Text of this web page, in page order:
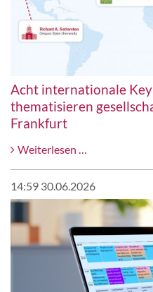
gemeinsam
veranstaltet
haben!
Acht internationale
thematisieren
Frankfurt
Weiterlesen …
Keynote-
Speaker
thematisieren
in
14:59 30.06.2026